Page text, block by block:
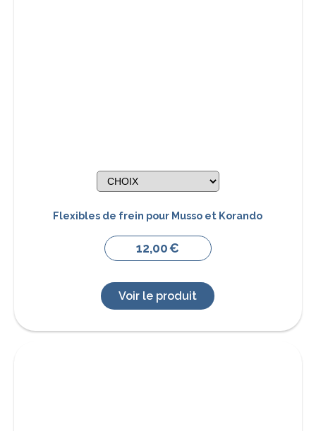
Flexibles de frein pour Musso et Korando
12,00€
Voir le produit